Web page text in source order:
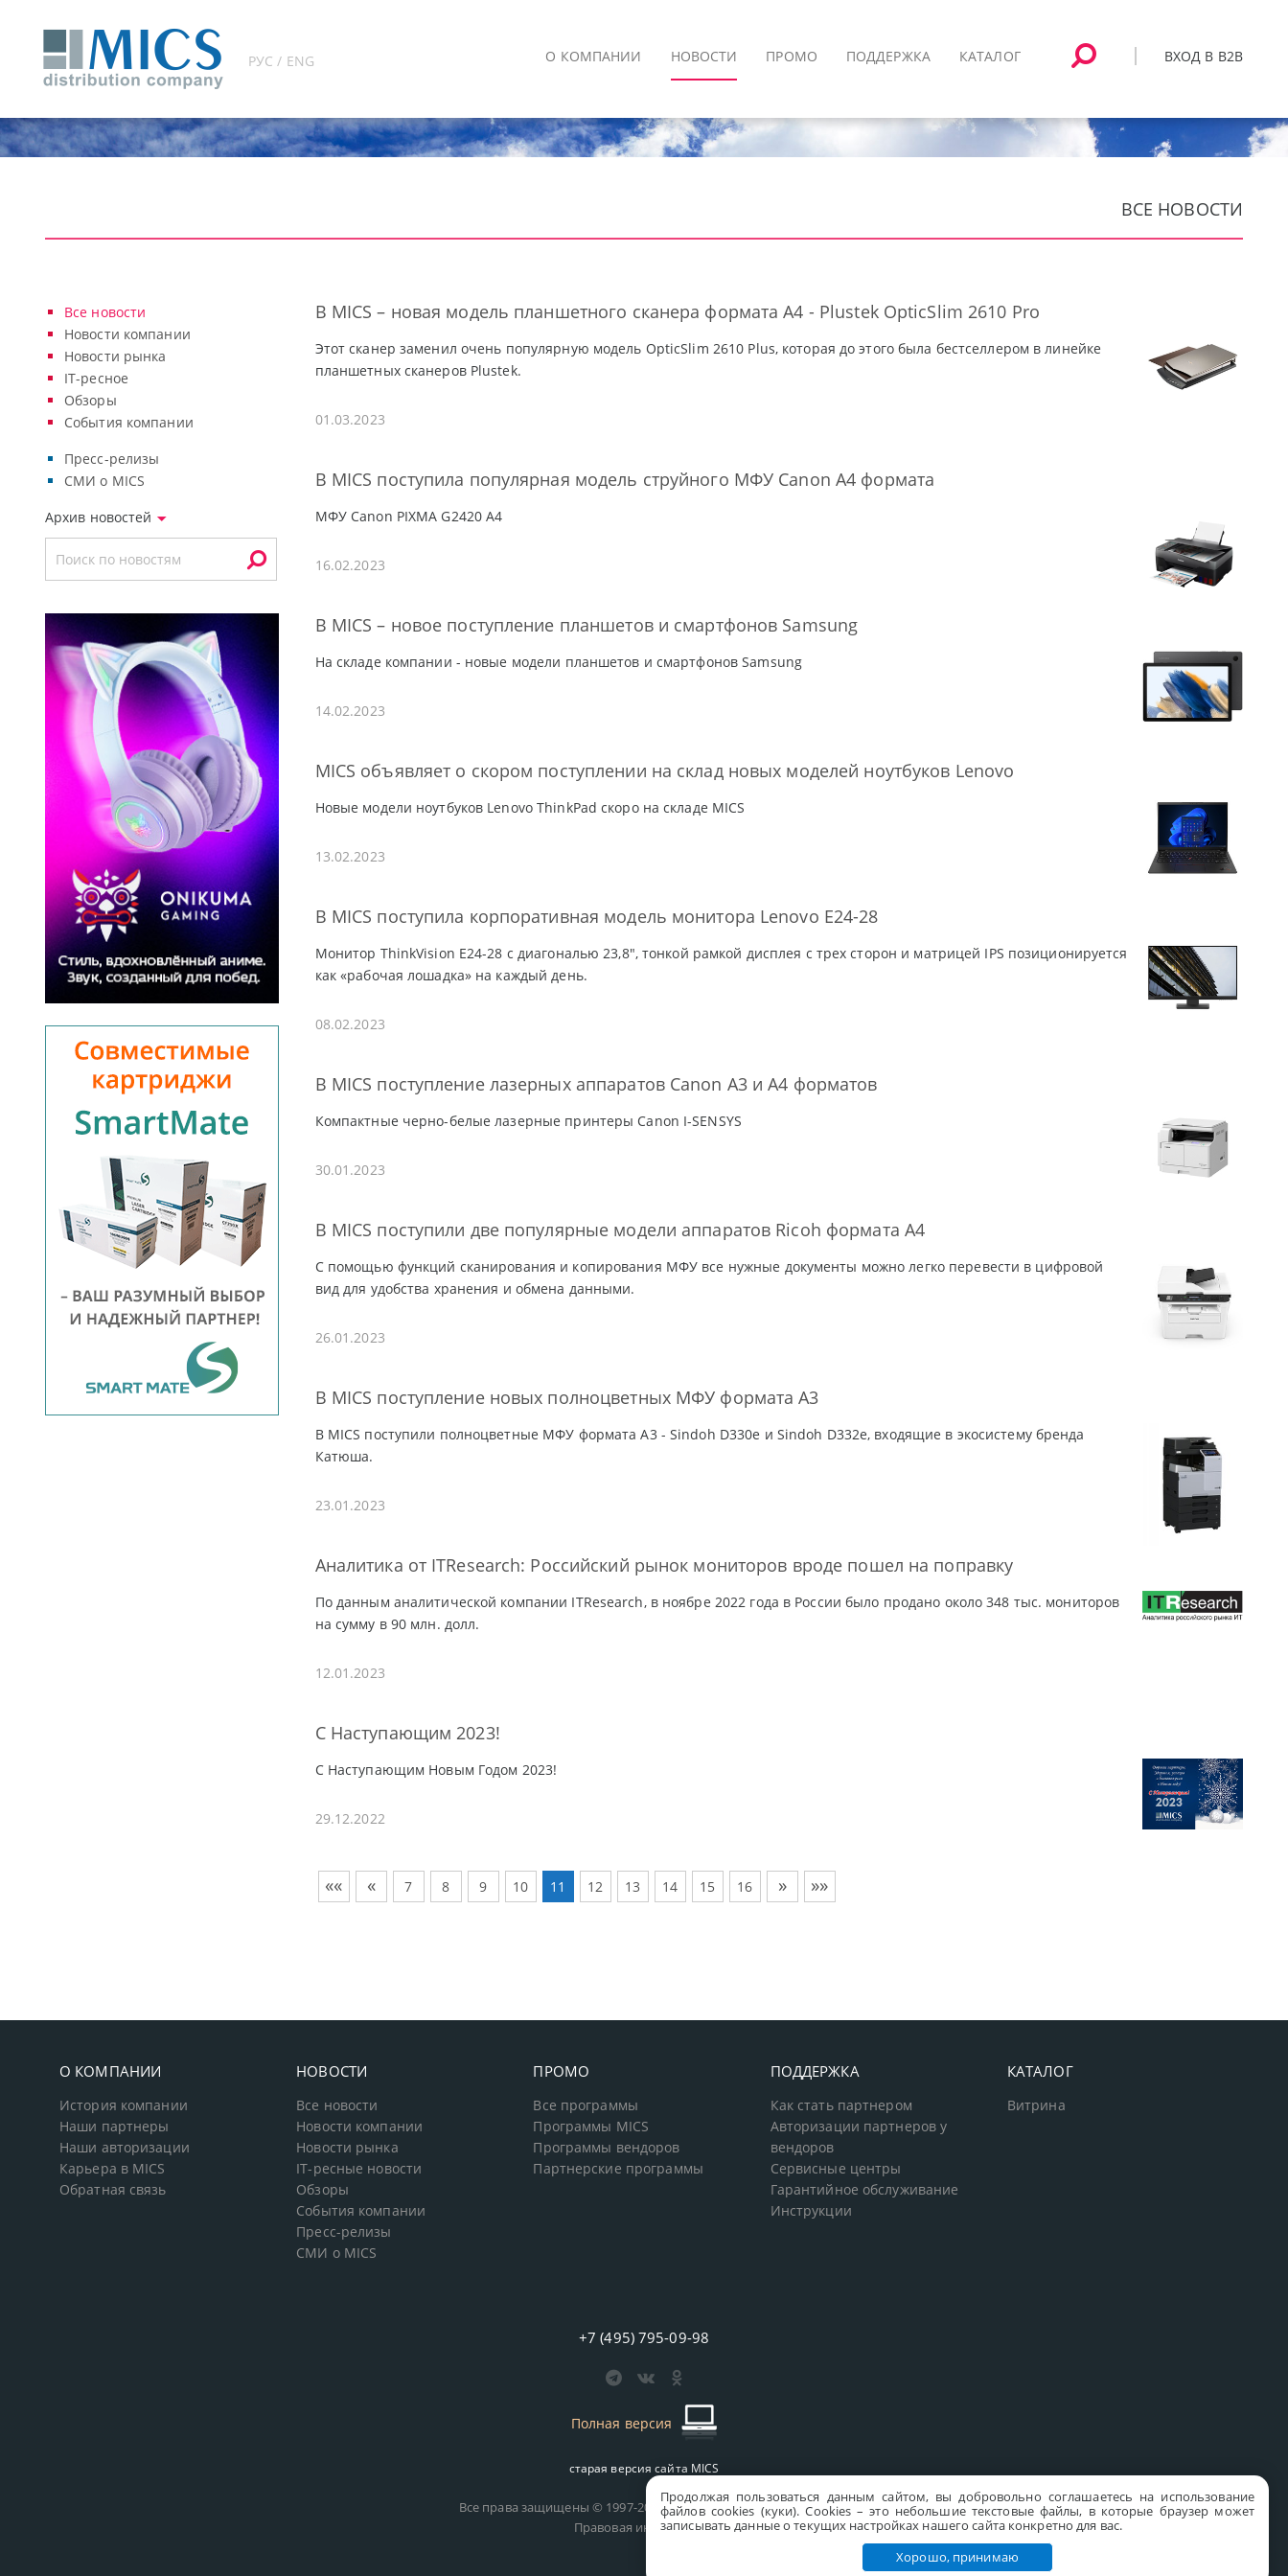
Продолжая пользоваться данным сайтом, вы добровольно соглашаетесь на использование
файлов cookies (куки). Сookies – это небольшие текстовые файлы, в которые браузер может
записывать данные о текущих настройках нашего сайта конкретно для вас.
Хорошо, принимаю
РУС / ENG ВХОД В B2B
О КОМПАНИИ НОВОСТИ ПРОМО ПОДДЕРЖКА КАТАЛОГ
ВСЕ НОВОСТИ
Все новости
Новости компании
Новости рынка
IT-ресное
Обзоры
События компании
Пресс-релизы
СМИ о MICS
Архив новостей
В MICS – новая модель планшетного сканера формата A4 - Plustek OpticSlim 2610 Pro
Этот сканер заменил очень популярную модель OpticSlim 2610 Plus, которая до этого была бестселлером в линейке
планшетных сканеров Plustek.
01.03.2023
В MICS поступила популярная модель струйного МФУ Canon А4 формата
МФУ Canon PIXMA G2420 А4
16.02.2023
В MICS – новое поступление планшетов и смартфонов Samsung
На складе компании - новые модели планшетов и смартфонов Samsung
14.02.2023
MICS объявляет о скором поступлении на склад новых моделей ноутбуков Lenovo
Новые модели ноутбуков Lenovo ThinkPad скоро на складе MICS
13.02.2023
В MICS поступила корпоративная модель монитора Lenovo E24-28
Монитор ThinkVision E24-28 с диагональю 23,8", тонкой рамкой дисплея с трех сторон и матрицей IPS позиционируется
как «рабочая лошадка» на каждый день.
08.02.2023
В MICS поступление лазерных аппаратов Canon A3 и A4 форматов
Компактные черно-белые лазерные принтеры Canon I-SENSYS
30.01.2023
В MICS поступили две популярные модели аппаратов Ricoh формата А4
С помощью функций сканирования и копирования МФУ все нужные документы можно легко перевести в цифровой
вид для удобства хранения и обмена данными.
26.01.2023
В MICS поступление новых полноцветных МФУ формата А3
В MICS поступили полноцветные МФУ формата А3 - Sindoh D330e и Sindoh D332e, входящие в экосистему бренда
Катюша.
23.01.2023
Аналитика от ITResearch: Российский рынок мониторов вроде пошел на поправку
По данным аналитической компании ITResearch, в ноябре 2022 года в России было продано около 348 тыс. мониторов
на сумму в 90 млн. долл.
12.01.2023
С Наступающим 2023!
С Наступающим Новым Годом 2023!
29.12.2022
«« « 7 8 9 10 11 12 13 14 15 16 » »»
О КОМПАНИИ
История компании
Наши партнеры
Наши авторизации
Карьера в MICS
Обратная связь
НОВОСТИ
Все новости
Новости компании
Новости рынка
IT-ресные новости
Обзоры
События компании
Пресс-релизы
СМИ о MICS
ПРОМО
Все программы
Программы MICS
Программы вендоров
Партнерские программы
ПОДДЕРЖКА
Как стать партнером
Авторизации партнеров у
вендоров
Сервисные центры
Гарантийное обслуживание
Инструкции
КАТАЛОГ
Витрина
+7 (495) 795-09-98
Полная версия
старая версия сайта MICS
Все права защищены © 1997-2026 MICS Distribution Company
Правовая информация